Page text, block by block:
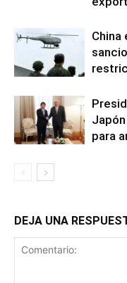
para
DEJA UNA